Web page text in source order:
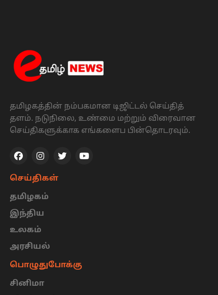
தமிழகத்தின் நம்பகமான டிஜிட்டல் செய்தித்
தளம். நடுநிலை, உண்மை மற்றும் விரைவான
செய்திகளுக்காக எங்களைப பின்தொடரவும்.
செய்திகள்
தமிழகம்
இந்திய
உலகம்
அரசியல்
பொழுதுபோக்கு
சினிமா